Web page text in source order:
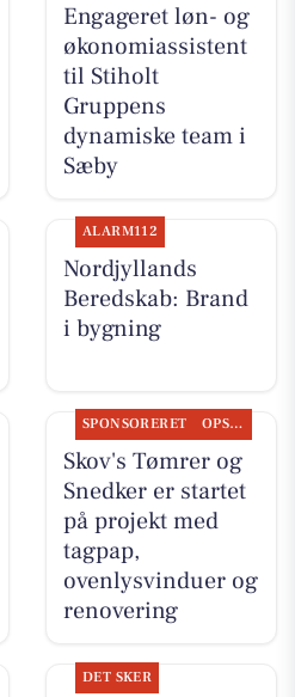
Engageret løn- og
økonomiassistent
til Stiholt
Gruppens
dynamiske team i
Sæby
ALARM112
Nordjyllands
Beredskab: Brand
i bygning
SPONSORERET OPSLAGSTAVLEN
Skov's Tømrer og
Snedker er startet
på projekt med
tagpap,
ovenlysvinduer og
renovering
DET SKER